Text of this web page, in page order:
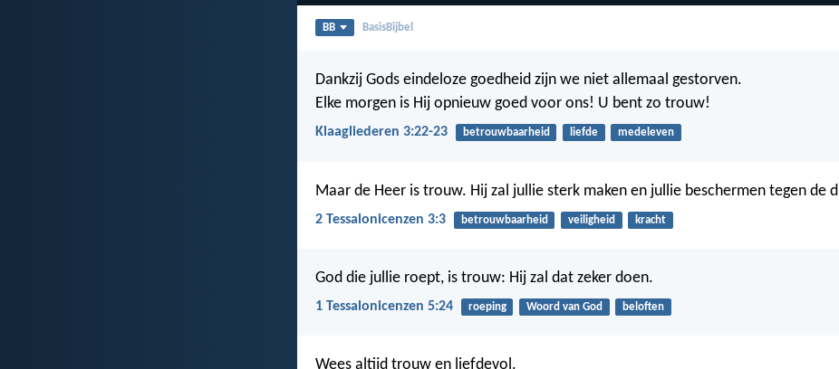
BB BasisBijbel
Dankzij Gods eindeloze goedheid zijn we niet allemaal gestorven.
Elke morgen is Hij opnieuw goed voor ons! U bent zo trouw!
Klaagliederen 3:22-23 betrouwbaarheid liefde medeleven
Maar de Heer is trouw. Hij zal jullie sterk maken en jullie beschermen tegen de
2 Tessalonicenzen 3:3 betrouwbaarheid veiligheid kracht
God die jullie roept, is trouw: Hij zal dat zeker doen.
1 Tessalonicenzen 5:24 roeping Woord van God beloften
Wees altijd trouw en liefdevol.